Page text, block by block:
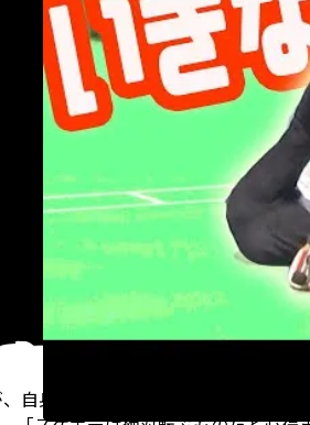
自身のYouTubeチャンネルで「必